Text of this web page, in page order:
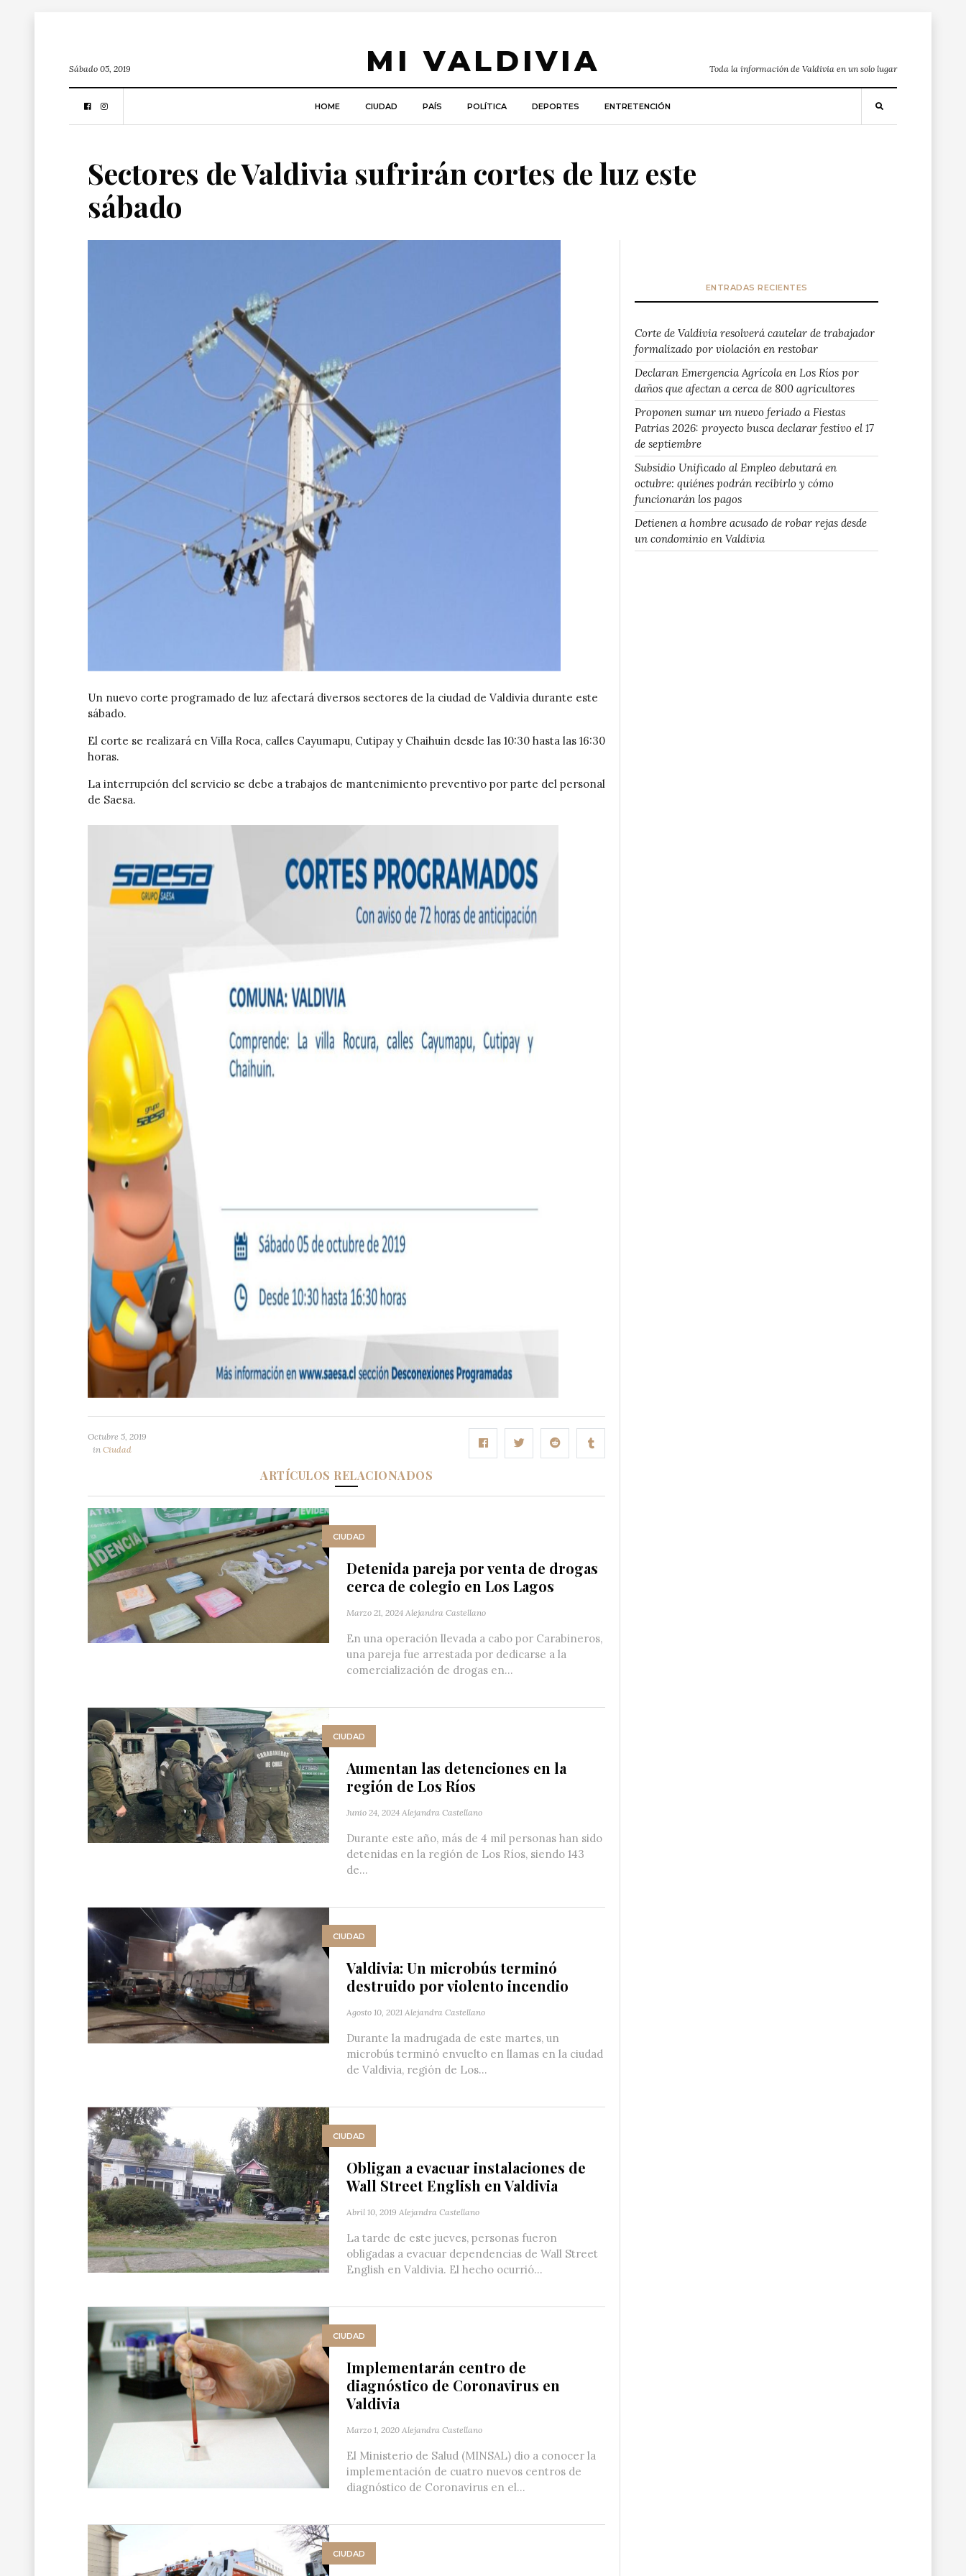
MI VALDIVIA
Sábado 05, 2019 Toda la información de Valdivia en un solo lugar
HOME CIUDAD PAÍS POLÍTICA DEPORTES ENTRETENCIÓN
Sectores de Valdivia sufrirán cortes de luz este
sábado
Un nuevo corte programado de luz afectará diversos sectores de la ciudad de Valdivia durante este
sábado.
El corte se realizará en Villa Roca, calles Cayumapu, Cutipay y Chaihuin desde las 10:30 hasta las 16:30
horas.
La interrupción del servicio se debe a trabajos de mantenimiento preventivo por parte del personal
de Saesa.
Octubre 5, 2019
in Ciudad
ARTÍCULOS RELACIONADOS
CIUDAD
Detenida pareja por venta de drogas
cerca de colegio en Los Lagos
Marzo 21, 2024 Alejandra Castellano
En una operación llevada a cabo por Carabineros,
una pareja fue arrestada por dedicarse a la
comercialización de drogas en...
CIUDAD
Aumentan las detenciones en la
región de Los Ríos
Junio 24, 2024 Alejandra Castellano
Durante este año, más de 4 mil personas han sido
detenidas en la región de Los Ríos, siendo 143
de...
CIUDAD
Valdivia: Un microbús terminó
destruido por violento incendio
Agosto 10, 2021 Alejandra Castellano
Durante la madrugada de este martes, un
microbús terminó envuelto en llamas en la ciudad
de Valdivia, región de Los...
CIUDAD
Obligan a evacuar instalaciones de
Wall Street English en Valdivia
Abril 10, 2019 Alejandra Castellano
La tarde de este jueves, personas fueron
obligadas a evacuar dependencias de Wall Street
English en Valdivia. El hecho ocurrió...
CIUDAD
Implementarán centro de
diagnóstico de Coronavirus en
Valdivia
Marzo 1, 2020 Alejandra Castellano
El Ministerio de Salud (MINSAL) dio a conocer la
implementación de cuatro nuevos centros de
diagnóstico de Coronavirus en el...
CIUDAD
ENTRADAS RECIENTES
Corte de Valdivia resolverá cautelar de trabajador
formalizado por violación en restobar
Declaran Emergencia Agrícola en Los Ríos por
daños que afectan a cerca de 800 agricultores
Proponen sumar un nuevo feriado a Fiestas
Patrias 2026: proyecto busca declarar festivo el 17
de septiembre
Subsidio Unificado al Empleo debutará en
octubre: quiénes podrán recibirlo y cómo
funcionarán los pagos
Detienen a hombre acusado de robar rejas desde
un condominio en Valdivia